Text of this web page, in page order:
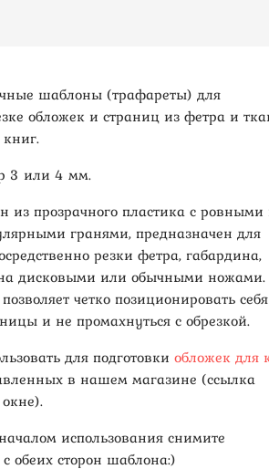
шаблоны (трафареты) для
обложек и страниц из фетра и
3 или 4 мм.
из прозрачного пластика с ровными
гранями, предназначен для
резки фетра, габардина,
дисковыми или обычными ножами.
четко позиционировать себя
и не промахнуться с обрезкой.
для подготовки обложек для
в нашем магазине (ссылка
использования снимите
обеих сторон шаблона:)